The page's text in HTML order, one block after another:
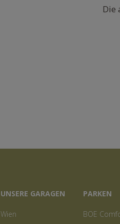
Die
UNSERE GARAGEN
Wien
PARKEN
BOE